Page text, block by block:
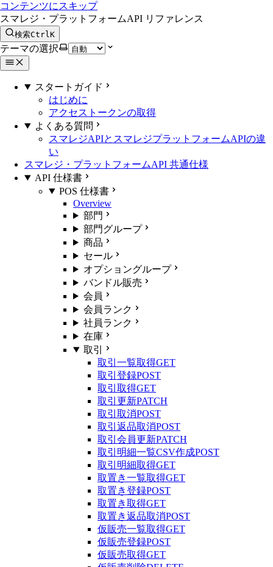
コンテンツにスキップ
スマレジ・プラットフォームAPI リファレンス
検索CtrlK
テーマの選択
スタートガイド
はじめに
アクセストークンの取得
よくある質問
スマレジAPIとスマレジプラットフォームAPIの違
い
スマレジ・プラットフォームAPI 共通仕様
API 仕様書
POS 仕様書
Overview
部門
部門グループ
商品
セール
オプショングループ
バンドル販売
会員
会員ランク
社員ランク
在庫
取引
取引一覧取得GET
取引登録POST
取引取得GET
取引更新PATCH
取引取消POST
取引返品取消POST
取引会員更新PATCH
取引明細一覧CSV作成POST
取引明細取得GET
取置き一覧取得GET
取置き登録POST
取置き取得GET
取置き返品取消POST
仮販売一覧取得GET
仮販売登録POST
仮販売取得GET